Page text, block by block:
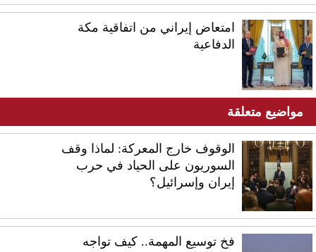
امتعاض إيراني من اتفاقية مكة
الدفاعية
مواضيع متعلقة
الوقوف خارج المعركة: لماذا وقف
السوريون على الحياد في حرب
إيران وإسرائيل؟
فخ توسيع المهمة.. كيف تواجه